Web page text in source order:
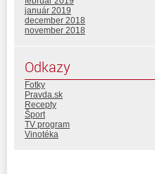
január 2019
december 2018
november 2018
Odkazy
Fotky
Pravda.sk
Recepty
Šport
TV program
Vinotéka